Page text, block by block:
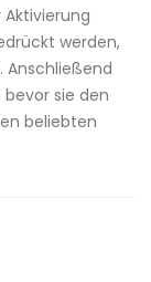
werden,
Anschließend
sie den
beliebten